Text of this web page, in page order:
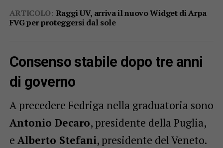
ARTICOLO: Raggi UV, arriva il nuovo Widget di Arpa
FVG per proteggersi dal sole
Consenso stabile dopo tre anni
di governo
A precedere Fedriga nella graduatoria sono
Antonio Decaro, presidente della Puglia,
e Alberto Stefani, presidente del Veneto.